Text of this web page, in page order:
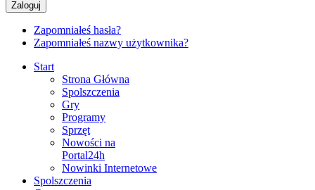
Zapomniałeś hasła?
Zapomniałeś nazwy użytkownika?
Start
Strona Główna
Spolszczenia
Gry
Programy
Sprzęt
Nowości na
Portal24h
Nowinki Internetowe
Spolszczenia